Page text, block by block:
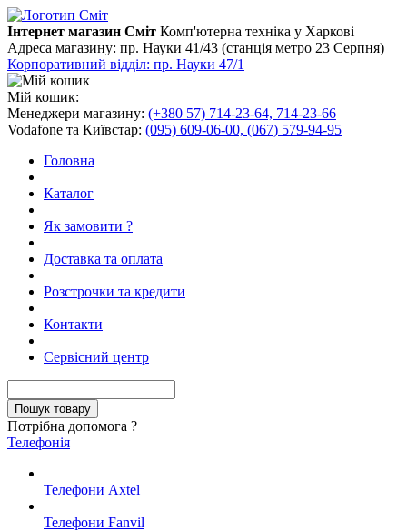
Інтернет магазин Сміт Комп'ютерна техніка у Харкові
Адреса магазину: пр. Науки 41/43 (станція метро 23 Серпня)
Корпоративний відділ: пр. Науки 47/1
Мій кошик:
Менеджери магазину: (+380 57) 714-23-64, 714-23-66
Vodafone та Київстар: (095) 609-06-00, (067) 579-94-95
Головна
Каталог
Як замовити ?
Доставка та оплата
Розстрочки та кредити
Контакти
Сервісний центр
Потрібна допомога ?
Телефонія
Телефони Axtel
Телефони Fanvil